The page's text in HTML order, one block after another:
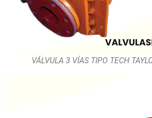
VÁLVULA 3 VÍAS TIPO TECH